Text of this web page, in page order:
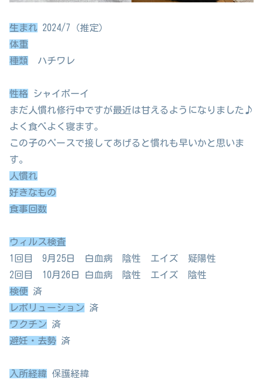
生まれ 2024/7（推定）
体重
種類
ハチワレ
性格 シャイボーイ
まだ人慣れ修行中ですが最近は甘えるようになりました♪
よく食べよく寝ます。
この子のペースで接してあげると慣れも早いかと思いま
す。
人慣れ
好きなもの
食事回数
ウィルス検査
1回目 9月25日 白血病 陰性 エイズ 疑陽性
2回目 10月26日 白血病 陰性 エイズ 陰性
検便 済
レボリューション 済
ワクチン 済
避妊・去勢 済
入所経緯 保護経緯